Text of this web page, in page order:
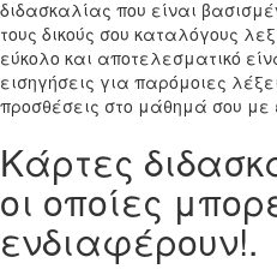
διδασκαλίας που είναι
τους δικούς σου καταλόγους
εύκολο και αποτελεσματικό
εισηγήσεις για παρόμοιες
προσθέσεις στο μάθημά σου με
Κάρτες
οι οποίες
ενδιαφέρουν!.